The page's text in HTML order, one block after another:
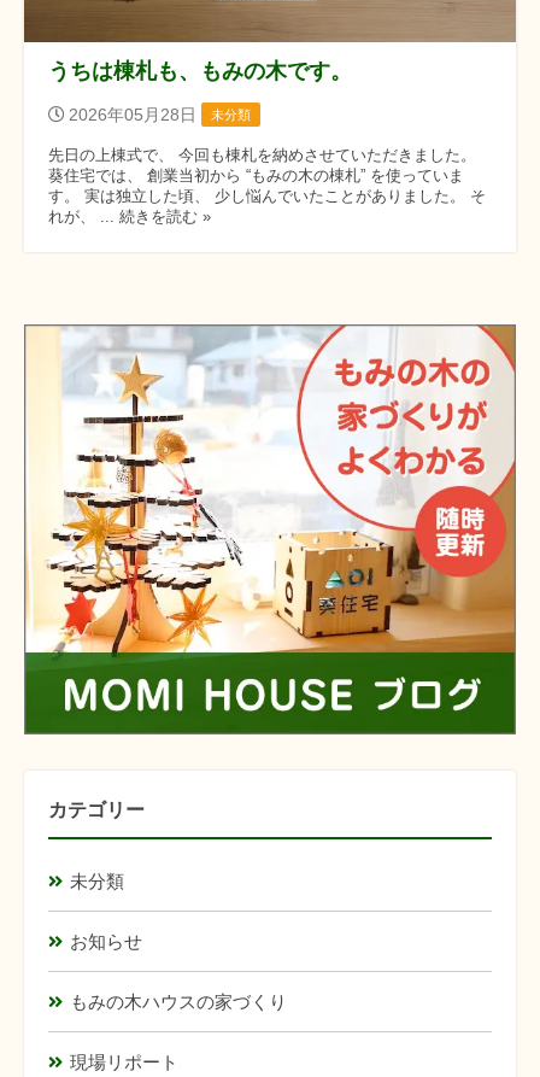
うちは棟札も、もみの木です。
2026年05月28日 未分類
先日の上棟式で、 今回も棟札を納めさせていただきました。
葵住宅では、 創業当初から “もみの木の棟札” を使っていま
す。 実は独立した頃、 少し悩んでいたことがありました。 そ
れが、 ... 続きを読む »
カテゴリー
未分類
お知らせ
もみの木ハウスの家づくり
現場リポート